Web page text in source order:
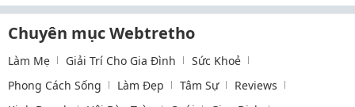
Chuyên mục Webtretho
Làm Mẹ Giải Trí Cho Gia Đình
Sức Khoẻ
Phong Cách Sống
Làm Đẹp Tâm Sự
Reviews